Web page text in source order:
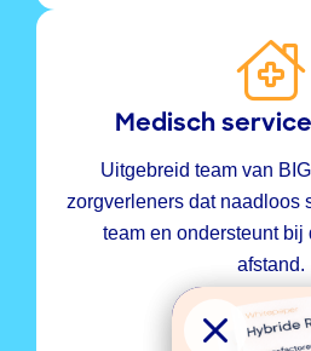
Medisch
Uitgebreid team van
zorgverleners dat naadloos
team en ondersteunt bij
afstand.